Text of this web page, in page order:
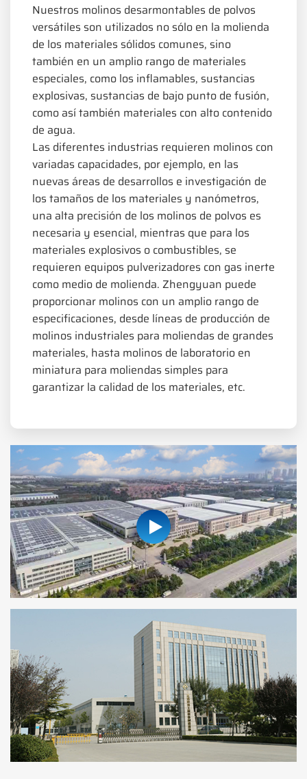
Nuestros molinos desarmontables de polvos
versátiles son utilizados no sólo en la molienda
de los materiales sólidos comunes, sino
también en un amplio rango de materiales
especiales, como los inflamables, sustancias
explosivas, sustancias de bajo punto de fusión,
como así también materiales con alto contenido
de agua.
Las diferentes industrias requieren molinos con
variadas capacidades, por ejemplo, en las
nuevas áreas de desarrollos e investigación de
los tamaños de los materiales y nanómetros,
una alta precisión de los molinos de polvos es
necesaria y esencial, mientras que para los
materiales explosivos o combustibles, se
requieren equipos pulverizadores con gas inerte
como medio de molienda. Zhengyuan puede
proporcionar molinos con un amplio rango de
especificaciones, desde líneas de producción de
molinos industriales para moliendas de grandes
materiales, hasta molinos de laboratorio en
miniatura para moliendas simples para
garantizar la calidad de los materiales, etc.